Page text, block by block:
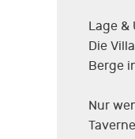
Lage &
Die
Berge
Nur